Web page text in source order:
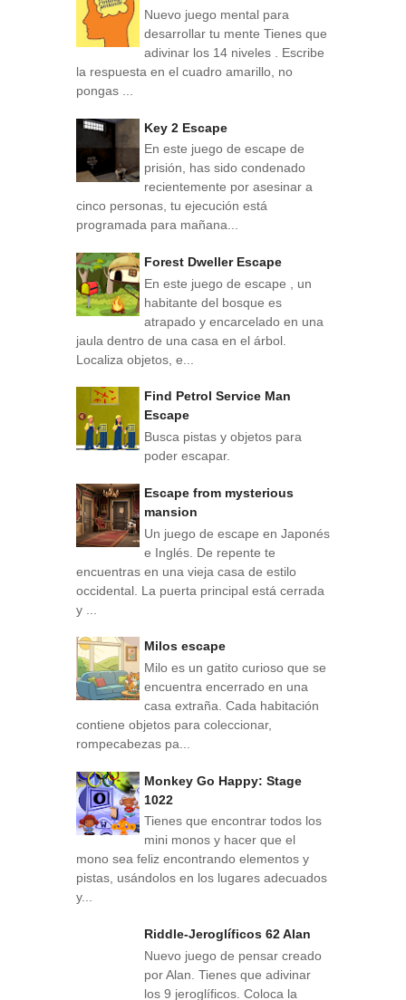
Nuevo juego mental para
desarrollar tu mente Tienes que
adivinar los 14 niveles . Escribe
la respuesta en el cuadro amarillo, no
pongas ...
Key 2 Escape
En este juego de escape de
prisión, has sido condenado
recientemente por asesinar a
cinco personas, tu ejecución está
programada para mañana...
Forest Dweller Escape
En este juego de escape , un
habitante del bosque es
atrapado y encarcelado en una
jaula dentro de una casa en el árbol.
Localiza objetos, e...
Find Petrol Service Man
Escape
Busca pistas y objetos para
poder escapar.
Escape from mysterious
mansion
Un juego de escape en Japonés
e Inglés. De repente te
encuentras en una vieja casa de estilo
occidental. La puerta principal está cerrada
y ...
Milos escape
Milo es un gatito curioso que se
encuentra encerrado en una
casa extraña. Cada habitación
contiene objetos para coleccionar,
rompecabezas pa...
Monkey Go Happy: Stage
1022
Tienes que encontrar todos los
mini monos y hacer que el
mono sea feliz encontrando elementos y
pistas, usándolos en los lugares adecuados
y...
Riddle-Jeroglíficos 62 Alan
Nuevo juego de pensar creado
por Alan. Tienes que adivinar
los 9 jeroglíficos. Coloca la